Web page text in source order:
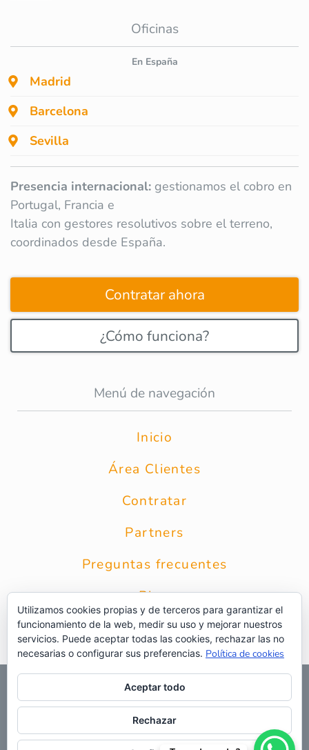
Oficinas
En España
Madrid
Barcelona
Sevilla
Presencia internacional: gestionamos el cobro en
Portugal, Francia e
Italia con gestores resolutivos sobre el terreno,
coordinados desde España.
Contratar ahora
¿Cómo funciona?
Menú de navegación
Inicio
Área Clientes
Contratar
Partners
Preguntas frecuentes
Blog
Contacto
© 2026 Grupo Intercobros|Calle Zurbarán 8 1* Planta 28010
|Política de privacidad
privacidad RRSS |Uso de cookies |Preguntas frecuentes |Web
Utilizamos cookies propias y de terceros para garantizar el
funcionamiento de la web, medir su uso y mejorar nuestros
servicios. Puede aceptar todas las cookies, rechazar las no
necesarias o configurar sus preferencias. Política de cookies
Aceptar todo
Rechazar